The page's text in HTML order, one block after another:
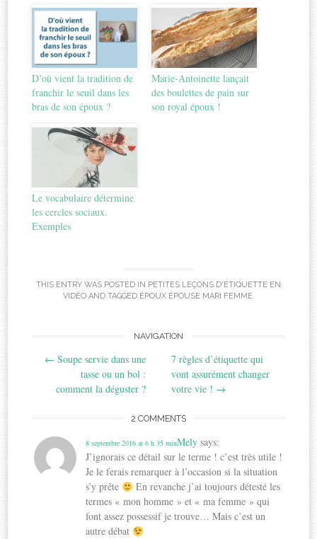
D’où vient la tradition de
franchir le seuil dans les
bras de son époux ?
Marie-Antoinette lançait
des boulettes de pain sur
son royal époux !
Le vocabulaire détermine
les cercles sociaux.
Exemples
THIS ENTRY WAS POSTED IN PETITES LEÇONS D'ÉTIQUETTE EN
VIDÉOAND TAGGED ÉPOUX ÉPOUSE MARI FEMME.
navigation
NAVIGATION
← Soupe servie dans une
tasse ou un bol :
comment la déguster ?
7 règles d’étiquette qui
vont assurément changer
votre vie ! →
2 COMMENTS
Mely says:
8 septembre 2016 at 6 h 35 min
J’ignorais ce détail sur le terme ! c’est très utile !
Je le ferais remarquer à l’occasion si la situation
s’y prête
En revanche j’ai toujours détesté les
termes « mon homme » et « ma femme » qui
font assez possessif je trouve… Mais c’est un
autre débat